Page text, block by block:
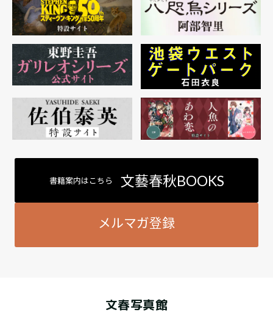
書籍案内はこちら 文藝春秋BOOKS
メルマガ登録
文春写真館